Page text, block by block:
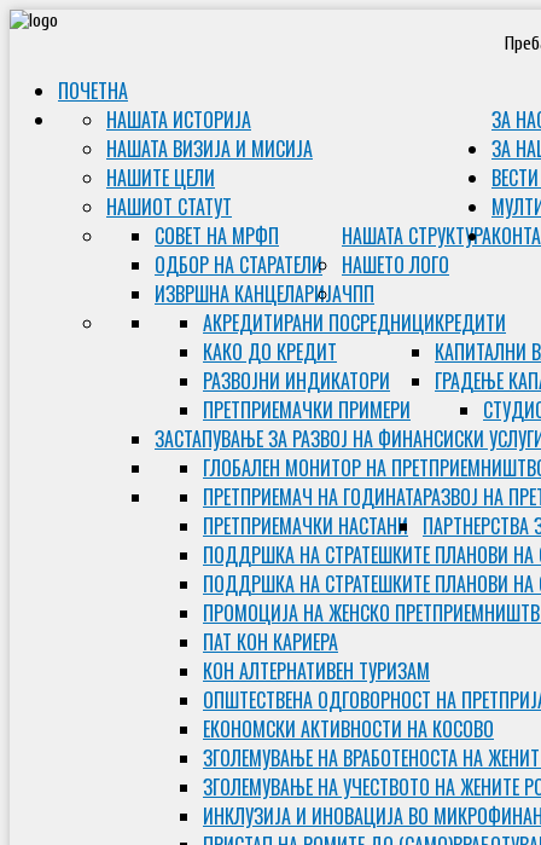
ПОЧЕТНА
ЗА
НАШАТА ИСТОРИЈА
НАШАТА ВИЗИЈА И МИСИЈА
НАШИТЕ ЦЕЛИ
НАШИОТ СТАТУТ
НАШАТА СТРУКТУРА
СОВЕТ НА МРФП
ОДБОР НА СТАРАТЕЛИ
ИЗВРШНА КАНЦЕЛАРИЈА
НАШЕТО ЛОГО
ЧПП
ЗА
КРЕДИТИ
АКРЕДИТИРАНИ ПОСРЕДНИЦИ
КАКО ДО КРЕДИТ
РАЗВОЈНИ ИНДИКАТОРИ
ПРЕТПРИЕМАЧКИ ПРИМЕРИ
КАПИТАЛНИ
ГРАДЕЊЕ
ЗАСТАПУВАЊЕ ЗА РАЗВОЈ НА ФИНАНСИСКИ
ГЛОБАЛЕН МОНИТОР НА
РАЗВОЈ НА
ПРЕТПРИЕМАЧ НА ГОДИНАТА
ПРЕТПРИЕМАЧКИ НАСТАНИ ПАРТНЕРСТВА
ПОДДРШКА НА СТРАТЕШКИТЕ ПЛАНОВИ НА
ПОДДРШКА НА СТРАТЕШКИТЕ ПЛАНОВИ НА
ПРОМОЦИЈА НА ЖЕНСКО
ПАТ КОН КАРИЕРА
КОН АЛТЕРНАТИВЕН ТУРИЗАМ
ОПШТЕСТВЕНА ОДГОВОРНОСТ НА
ЕКОНОМСКИ АКТИВНОСТИ НА КОСОВО
ЗГОЛЕМУВАЊЕ НА ВРАБОТЕНОСТА НА
ЗГОЛЕМУВАЊЕ НА УЧЕСТВОТО НА ЖЕНИТЕ
ИНКЛУЗИЈА И ИНОВАЦИЈА ВО